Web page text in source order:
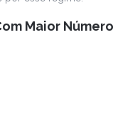
Maior Número